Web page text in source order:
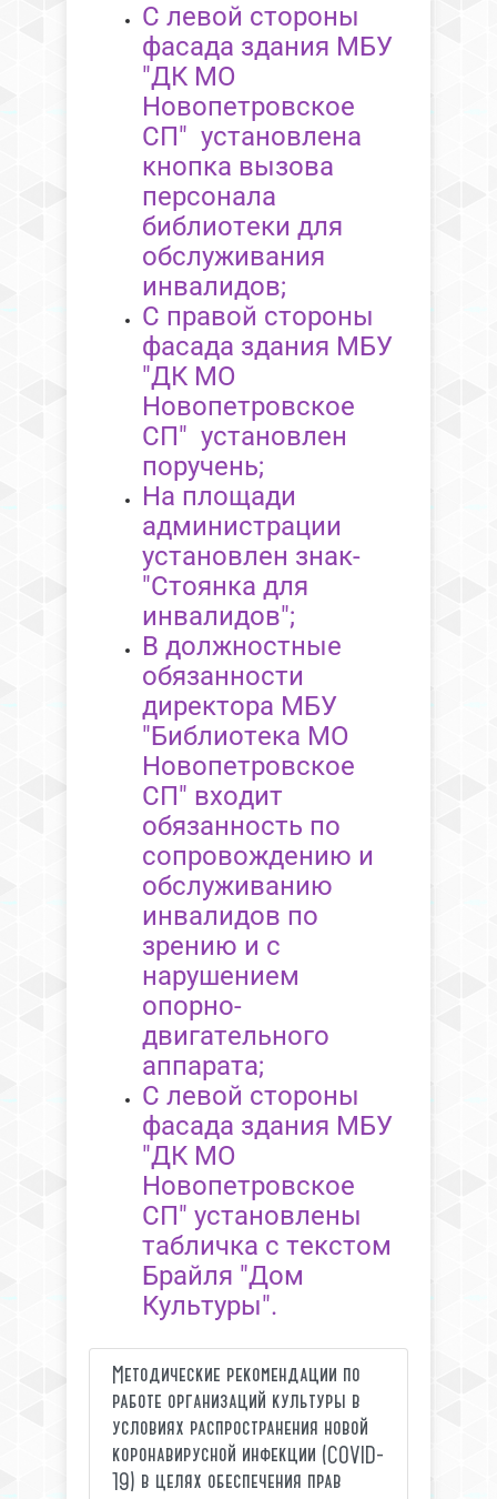
С левой стороны
фасада здания МБУ
"ДК МО
Новопетровское
СП" установлена
кнопка вызова
персонала
библиотеки для
обслуживания
инвалидов;
С правой стороны
фасада здания МБУ
"ДК МО
Новопетровское
СП" установлен
поручень;
На площади
администрации
установлен знак-
"Стоянка для
инвалидов";
В должностные
обязанности
директора МБУ
"Библиотека МО
Новопетровское
СП" входит
обязанность по
сопровождению и
обслуживанию
инвалидов по
зрению и с
нарушением
опорно-
двигательного
аппарата;
С левой стороны
фасада здания МБУ
"ДК МО
Новопетровское
СП" установлены
табличка с текстом
Брайля "Дом
Культуры".
Методические рекомендации по
работе организаций культуры в
условиях распространения новой
коронавирусной инфекции (COVID-
19) в целях обеспечения прав